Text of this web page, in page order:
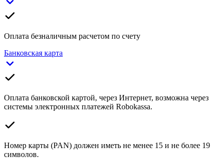
Оплата безналичным расчетом по счету
Банковская карта
Оплата банковской картой, через Интернет, возможна через
системы электронных платежей Robokassa.
Номер карты (PAN) должен иметь не менее 15 и не более 19
символов.